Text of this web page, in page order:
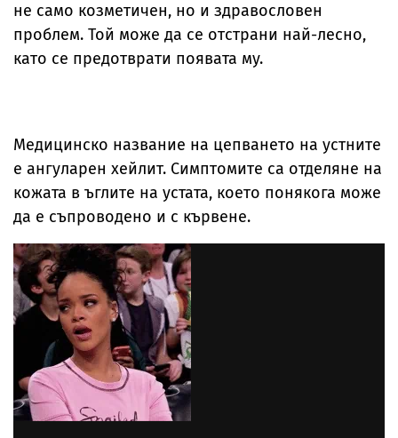
не само козметичен, но и здравословен
проблем. Той може да се отстрани най-лесно,
като се предотврати появата му.
Медицинско название на цепването на устните
е ангуларен хейлит. Симптомите са отделяне на
кожата в ъглите на устата, което понякога може
да е съпроводено и с кървене.